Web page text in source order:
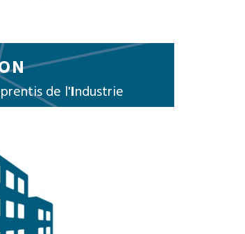
de l'Industrie